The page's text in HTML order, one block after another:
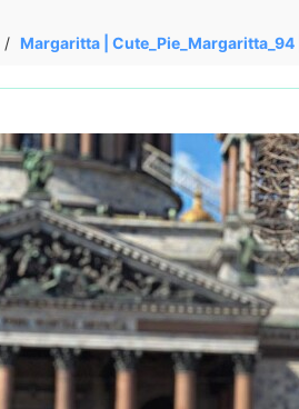
Margaritta |